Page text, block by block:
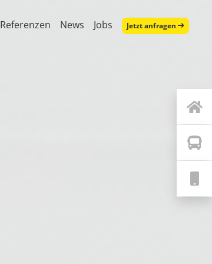
Referenzen News Jobs Jetzt anfragen